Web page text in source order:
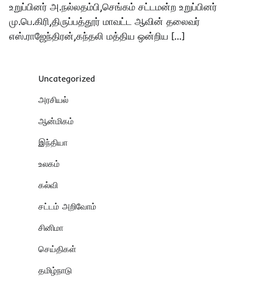
உறுப்பினர் அ.நல்லதம்பி,செங்கம் சட்டமன்ற உறுப்பினர்
மு.பெ.கிரி,திருப்பத்தூர் மாவட்ட ஆவின் தலைவர்
எஸ்.ராஜேந்திரன்,கந்தலி மத்திய ஒன்றிய […]
Uncategorized
அரசியல்
ஆன்மிகம்
இந்தியா
உலகம்
கல்வி
சட்டம் அறிவோம்
சினிமா
செய்திகள்
தமிழ்நாடு